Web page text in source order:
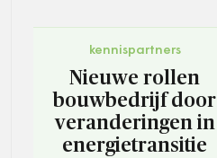
kennispartners
Nieuwe rollen
bouwbedrijf door
veranderingen in
energietransitie